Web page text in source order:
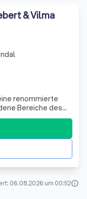
& Vilma
renommierte
Bereiche des
Erfahrung und
Mandanten
Unser Team
06.08.2026 um 00:52info